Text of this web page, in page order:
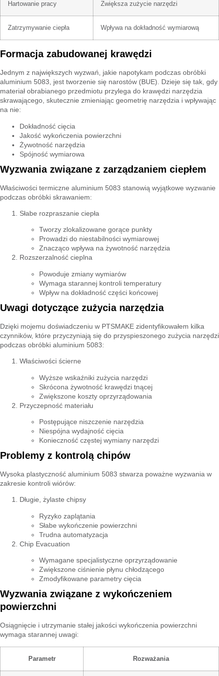
Hartowanie pracy Zwiększa zużycie narzędzi
Zatrzymywanie ciepła Wpływa na dokładność wymiarową
Formacja zabudowanej krawędzi
Jednym z największych wyzwań, jakie napotykam podczas obróbki
aluminium 5083, jest tworzenie się narostów (BUE). Dzieje się tak, gdy
materiał obrabianego przedmiotu przylega do krawędzi narzędzia
skrawającego, skutecznie zmieniając geometrię narzędzia i wpływając
na nie:
Dokładność cięcia
Jakość wykończenia powierzchni
Żywotność narzędzia
Spójność wymiarowa
Wyzwania związane z zarządzaniem ciepłem
Właściwości termiczne aluminium 5083 stanowią wyjątkowe wyzwanie
podczas obróbki skrawaniem:
Słabe rozpraszanie ciepła
Tworzy zlokalizowane gorące punkty
Prowadzi do niestabilności wymiarowej
Znacząco wpływa na żywotność narzędzia
Rozszerzalność cieplna
Powoduje zmiany wymiarów
Wymaga starannej kontroli temperatury
Wpływ na dokładność części końcowej
Uwagi dotyczące zużycia narzędzia
Dzięki mojemu doświadczeniu w PTSMAKE zidentyfikowałem kilka
czynników, które przyczyniają się do przyspieszonego zużycia narzędzi
podczas obróbki aluminium 5083:
Właściwości ścierne
Wyższe wskaźniki zużycia narzędzi
Skrócona żywotność krawędzi tnącej
Zwiększone koszty oprzyrządowania
Przyczepność materiału
Postępujące niszczenie narzędzia
Niespójna wydajność cięcia
Konieczność częstej wymiany narzędzi
Problemy z kontrolą chipów
Wysoka plastyczność aluminium 5083 stwarza poważne wyzwania w
zakresie kontroli wiórów:
Długie, żylaste chipsy
Ryzyko zaplątania
Słabe wykończenie powierzchni
Trudna automatyzacja
Chip Evacuation
Wymagane specjalistyczne oprzyrządowanie
Zwiększone ciśnienie płynu chłodzącego
Zmodyfikowane parametry cięcia
Wyzwania związane z wykończeniem
powierzchni
Osiągnięcie i utrzymanie stałej jakości wykończenia powierzchni
wymaga starannej uwagi:
Parametr Rozważania